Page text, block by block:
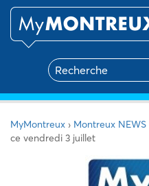
MyMontreux › Montreux NEWS
ce vendredi 3 juillet